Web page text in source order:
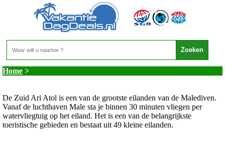
Malediven - Zuid Ari Atol
Home >
De Zuid Ari Atol is een van de grootste eilanden van de Malediven.
Vanaf de luchthaven Male sta je binnen 30 minuten vliegen per
watervliegtuig op het eiland. Het is een van de belangrijkste
toeristische gebieden en bestaat uit 49 kleine eilanden.